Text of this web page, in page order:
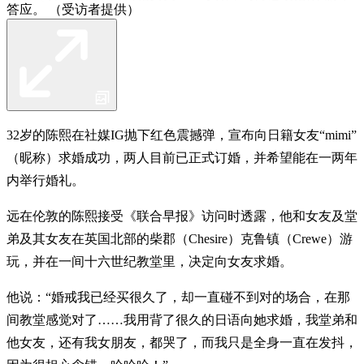
答应。 （受访者提供）
32岁的陈熙在社媒IG抛下红色震撼弹，宣布向日籍女友“mimi”
（昵称）求婚成功，两人目前已正式订婚，并希望能在一两年
内举行婚礼。
远在伦敦的陈熙接受《联合早报》访问时透露，他和女友及堂
弟及其女友在英国北部的柴郡（Chesire）克鲁镇（Crewe）游
玩，并在一间十六世纪教堂里，决定向女友求婚。
他说：“婚戒我已经买很久了，却一直碰不到对的场合，在那
间教堂感觉对了……我用背了很久的日语向她求婚，我堂弟和
他女友，还有我女朋友，都哭了，而我只是全身一直在发抖，